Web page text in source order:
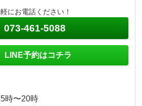
にお電話ください！
073-461-5088
LINE予約はコチラ
時〜20時